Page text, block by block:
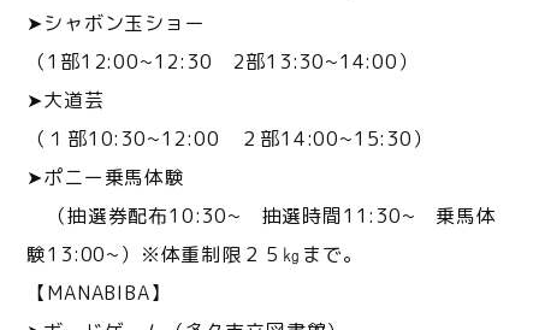
➤シャボン玉ショー
（1部12:00~12:30 2部13:30~14:00）
➤大道芸
（１部10:30~12:00 ２部14:00~15:30）
➤ポニー乗馬体験
（抽選券配布10:30~ 抽選時間11:30~ 乗馬体
験13:00~）※体重制限２５㎏まで。
【MANABIBA】